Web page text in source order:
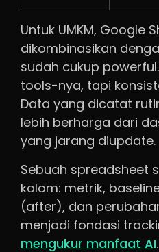
Untuk UMKM, Google
dikombinasikan
sudah cukup
tools-nya, tapi
Data yang dicatat
lebih berharga dari
yang jarang diupdate.
Sebuah spreadsheet
kolom: metrik,
(after), dan
menjadi fondasi
mengukur manfaat AI.